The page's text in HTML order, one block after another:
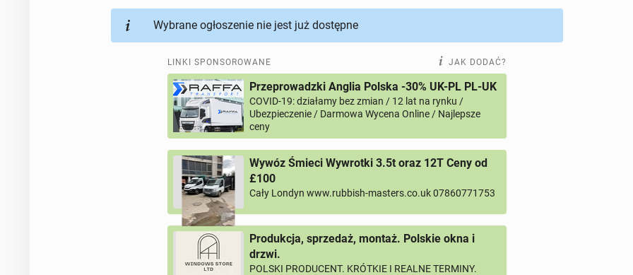
Wybrane ogłoszenie nie jest już dostępne
LINKI SPONSOROWANE JAK DODAĆ?
Przeprowadzki Anglia Polska -30% UK-PL PL-UK
COVID-19: działamy bez zmian / 12 lat na rynku /
Ubezpieczenie / Darmowa Wycena Online / Najlepsze
ceny
Wywóz Śmieci Wywrotki 3.5t oraz 12T Ceny od
£100
Cały Londyn www.rubbish-masters.co.uk 07860771753
Produkcja, sprzedaż, montaż. Polskie okna i
drzwi.
POLSKI PRODUCENT. KRÓTKIE I REALNE TERMINY.